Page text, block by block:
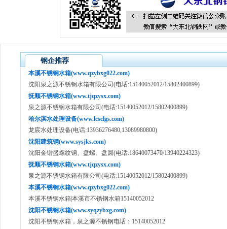
钢企推荐
本溪不锈钢水箱(www.qzybxg022.com)
沈阳泉之源不锈钢水箱有限公司(电话:15140052012/15802400899)
抚顺不锈钢水箱(www.tjqzysx.com)
泉之源不锈钢水箱有限公司(电话:15140052012/15802400899)
哈尔滨水处理设备(www.lcsclgs.com)
龙宸水处理设备(电话:13936276480,13089980800)
沈阳建筑钢(www.sysjks.com)
沈阳金锴盛螺纹钢、盘螺、盘圆(电话:18640073470/13940224323)
抚顺不锈钢水箱(www.tjqzysx.com)
泉之源不锈钢水箱有限公司(电话:15140052012/15802400899)
本溪不锈钢水箱(www.qzybxg022.com)
本溪不锈钢水箱|本溪市不锈钢水箱15140052012
沈阳不锈钢水箱(www.syqzybxg.com)
沈阳不锈钢水箱，泉之源不锈钢电话：15140052012